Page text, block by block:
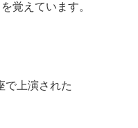
覚えています。
で上演された